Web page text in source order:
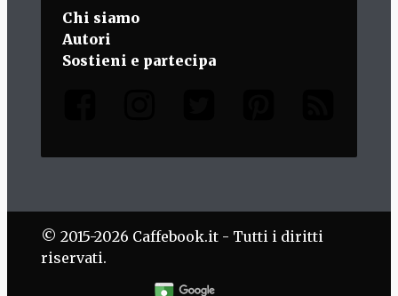
Chi siamo
Autori
Sostieni e partecipa
© 2015-2026 Caffebook.it - Tutti i diritti
riservati.